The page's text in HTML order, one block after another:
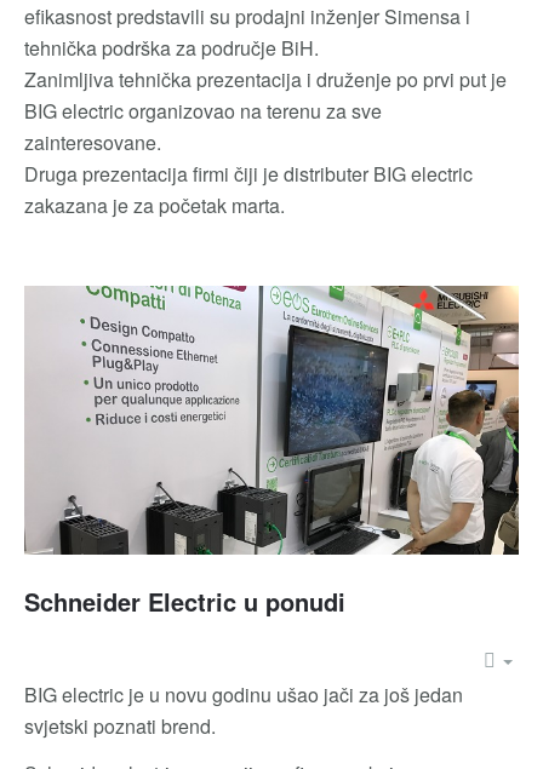
efikasnost predstavili su prodajni inženjer Simensa i
tehnička podrška za područje BiH.
Zanimljiva tehnička prezentacija i druženje po prvi put je
BIG electric organizovao na terenu za sve
zainteresovane.
Druga prezentacija firmi čiji je distributer BIG electric
zakazana je za početak marta.
Schneider Electric u ponudi
BIG electric je u novu godinu ušao jači za još jedan
svjetski poznati brend.